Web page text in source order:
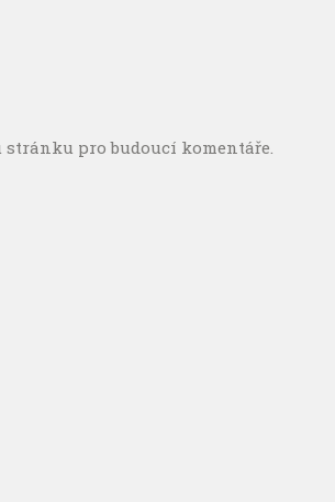
pro budoucí komentáře.